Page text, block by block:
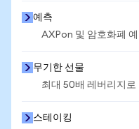
예측
AXPon 및 암호화폐
무기한 선물
최대 50배 레버리지로
스테이킹